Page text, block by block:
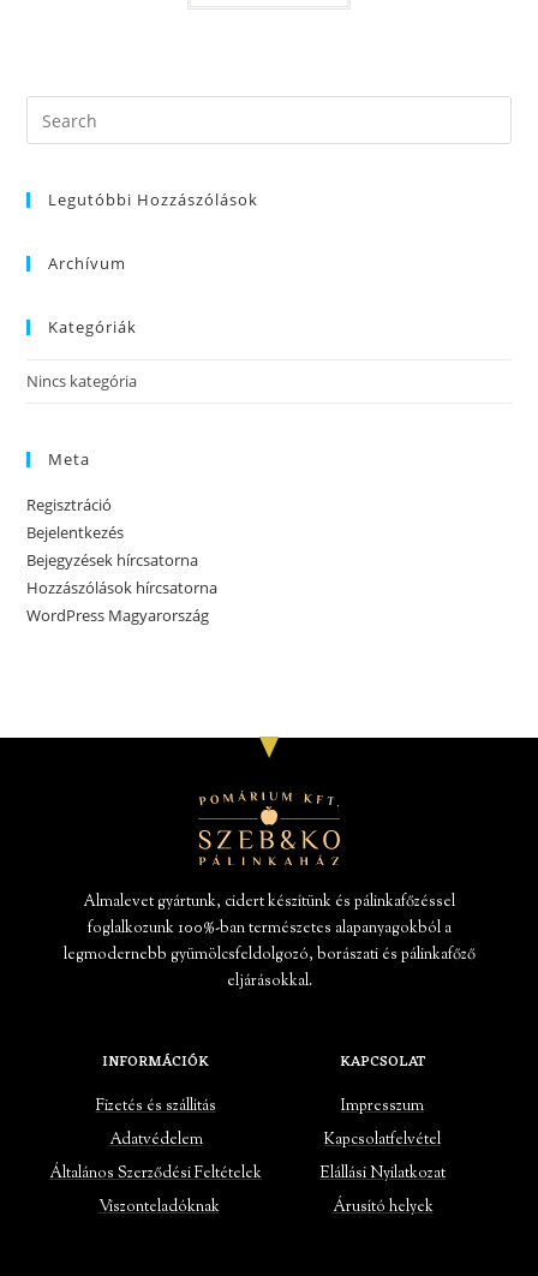
Legutóbbi Hozzászólások
Archívum
Kategóriák
Nincs kategória
Meta
Regisztráció
Bejelentkezés
Bejegyzések hírcsatorna
Hozzászólások hírcsatorna
WordPress Magyarország
Almalevet gyártunk, cidert készítünk és pálinkafőzéssel
foglalkozunk 100%-ban természetes alapanyagokból a
legmodernebb gyümölcsfeldolgozó, borászati és pálinkafőző
eljárásokkal.
INFORMÁCIÓK
Fizetés és szállítás
Adatvédelem
Általános Szerződési Feltételek
Viszonteladóknak
KAPCSOLAT
Impresszum
Kapcsolatfelvétel
Elállási Nyilatkozat
Árusító helyek